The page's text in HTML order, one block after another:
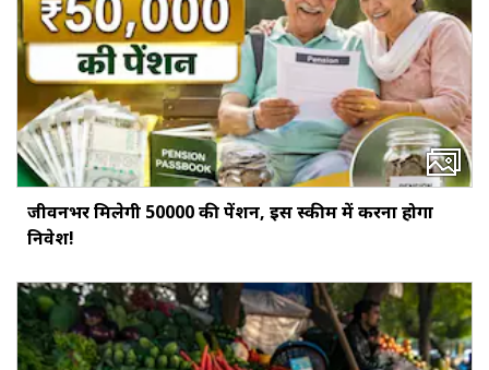
जीवनभर मिलेगी ₹50000 की पेंशन, इस स्‍कीम में करना होगा
निवेश!